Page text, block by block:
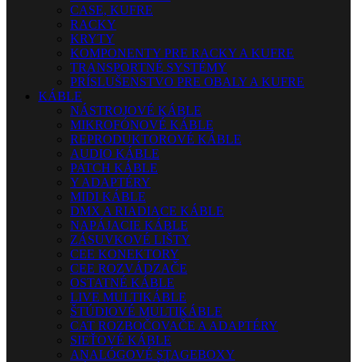
CASE, KUFRE
RACKY
KRYTY
KOMPONENTY PRE RACKY A KUFRE
TRANSPORTNÉ SYSTÉMY
PRÍSLUŠENSTVO PRE OBALY A KUFRE
KÁBLE
NÁSTROJOVÉ KÁBLE
MIKROFÓNOVÉ KÁBLE
REPRODUKTOROVÉ KÁBLE
AUDIO KÁBLE
PATCH KÁBLE
Y ADAPTÉRY
MIDI KÁBLE
DMX A RIADIACE KÁBLE
NAPÁJACIE KÁBLE
ZÁSUVKOVÉ LIŠTY
CEE KONEKTORY
CEE ROZVÁDZAČE
OSTATNÉ KÁBLE
LIVE MULTIKÁBLE
ŠTÚDIOVÉ MULTIKÁBLE
CAT ROZBOČOVAČE A ADAPTÉRY
SIEŤOVÉ KÁBLE
ANALÓGOVÉ STAGEBOXY